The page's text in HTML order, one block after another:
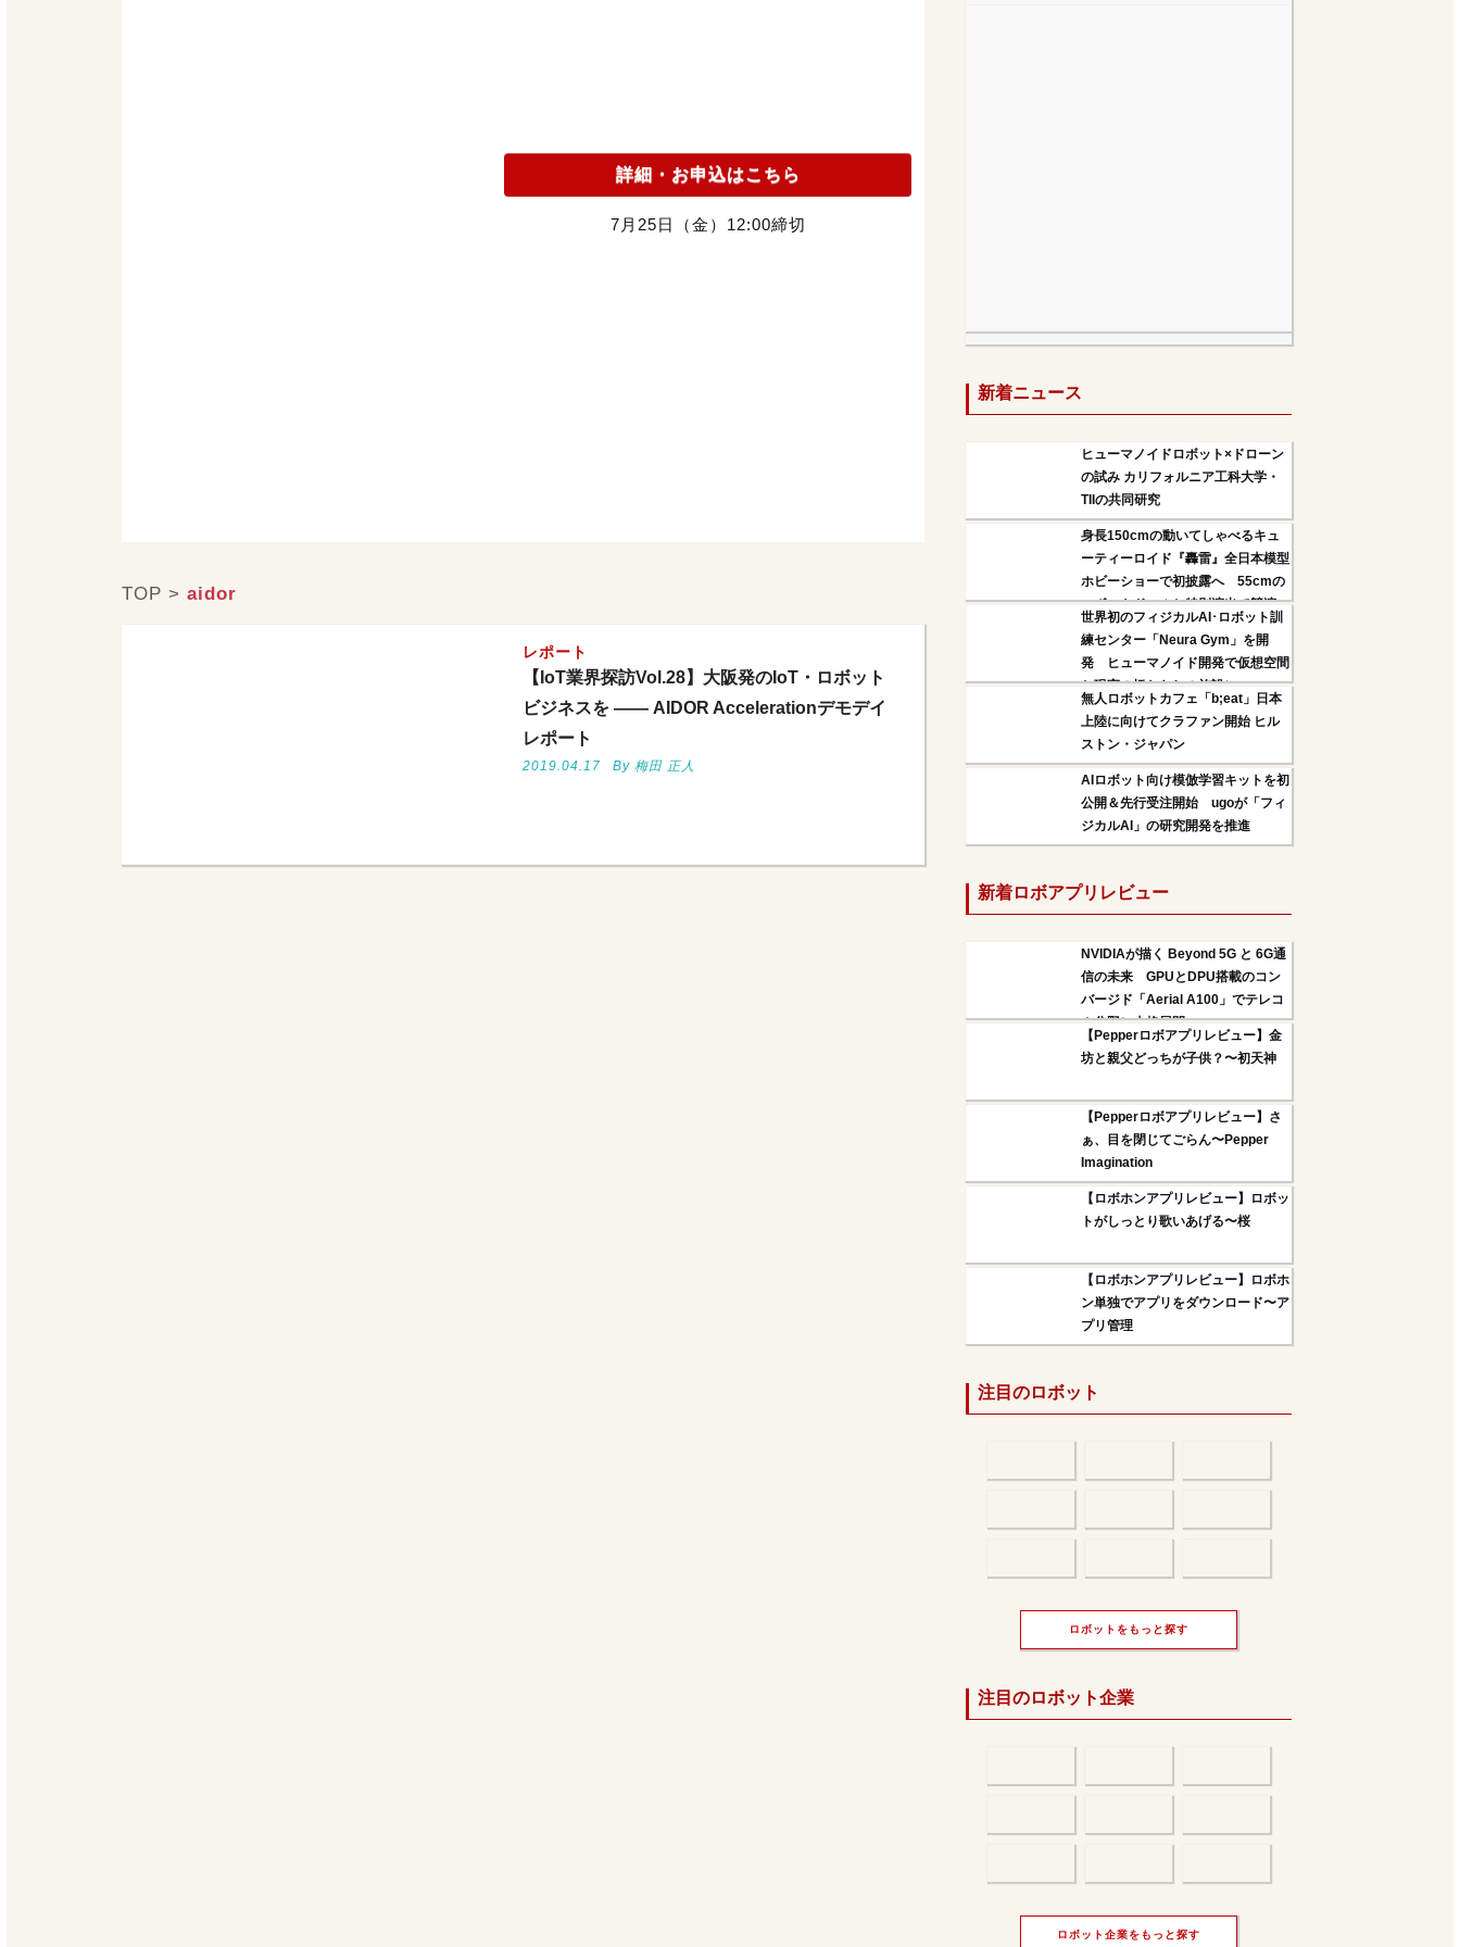
詳細・お申込はこちら
7月25日（金）12:00締切
TOP > aidor
レポート
【IoT業界探訪Vol.28】大阪発のIoT・ロボット
ビジネスを —— AIDOR Accelerationデモデイ
レポート
2019.04.17 By 梅田 正人
新着ニュース
ヒューマノイドロボット×ドローン
の試み カリフォルニア工科大学・
TIIの共同研究
身長150cmの動いてしゃべるキュ
ーティーロイド『轟雷』全日本模型
ホビーショーで初披露へ 55cmの
ロボットドールと特別演出で競演
世界初のフィジカルAI･ロボット訓
練センター「Neura Gym」を開
発 ヒューマノイド開発で仮想空間
と現実の橋わたしの施設に
無人ロボットカフェ「b;eat」日本
上陸に向けてクラファン開始 ヒル
ストン・ジャパン
AIロボット向け模倣学習キットを初
公開＆先行受注開始 ugoが「フィ
ジカルAI」の研究開発を推進
新着ロボアプリレビュー
NVIDIAが描く Beyond 5G と 6G通
信の未来 GPUとDPU搭載のコン
バージド「Aerial A100」でテレコ
ム分野に本格展開へ
【Pepperロボアプリレビュー】金
坊と親父どっちが子供？〜初天神
【Pepperロボアプリレビュー】さ
ぁ、目を閉じてごらん〜Pepper
Imagination
【ロボホンアプリレビュー】ロボッ
トがしっとり歌いあげる〜桜
【ロボホンアプリレビュー】ロボホ
ン単独でアプリをダウンロード〜ア
プリ管理
注目のロボット
ロボットをもっと探す
注目のロボット企業
ロボット企業をもっと探す